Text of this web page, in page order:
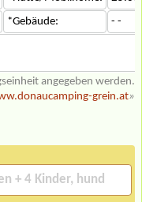
*Gebäude:
- -
angegeben werden.
grein.at»